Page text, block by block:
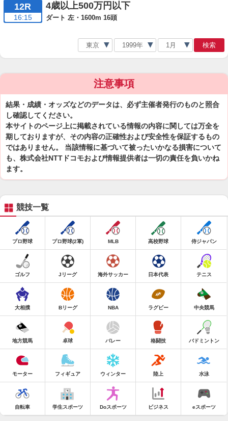
12R
16:15
4歳以上500万円以下
ダート 左・1600m 16頭
検索
注意事項
結果・成績・オッズなどのデータは、必ず主催者発行のものと照合
し確認してください。
本サイトのページ上に掲載されている情報の内容に関しては万全を
期しておりますが、その内容の正確性および安全性を保証するもの
ではありません。 当該情報に基づいて被ったいかなる損害について
も、株式会社NTTドコモおよび情報提供者は一切の責任を負いかね
ます。
競技一覧
プロ野球 プロ野球(2軍) MLB 高校野球 侍ジャパン
ゴルフ Jリーグ 海外サッカー 日本代表 テニス
大相撲 Bリーグ NBA ラグビー 中央競馬
地方競馬 卓球 バレー 格闘技 バドミントン
モーター フィギュア ウィンター 陸上 水泳
自転車 学生スポーツ Doスポーツ ビジネス eスポーツ